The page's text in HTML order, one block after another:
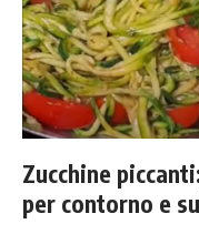
Zucchine
per contorno e